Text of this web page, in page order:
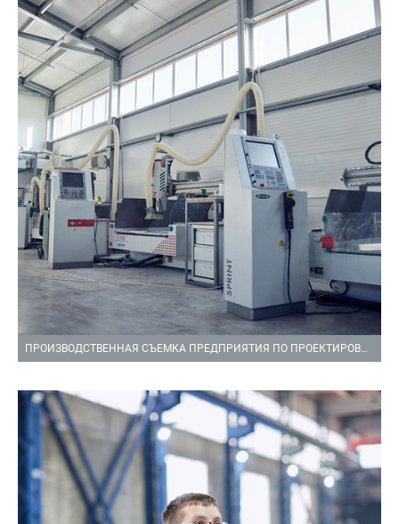
ПРОИЗВОДСТВЕННАЯ СЪЕМКА ПРЕДПРИЯТИЯ ПО ПРОЕКТИРОВАНИЮ И ПРОИЗВОДСТВУ МОДЕЛЬНО СТЕРЖНЕВОЙ ОСНАСТКИ